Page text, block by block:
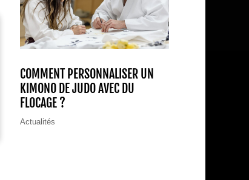
COMMENT PERSONNALISER UN
KIMONO DE JUDO AVEC DU
FLOCAGE ?
Actualités